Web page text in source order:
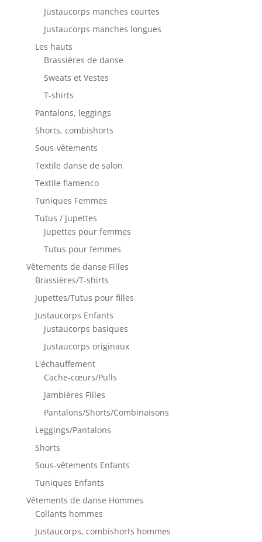
Justaucorps manches courtes
Justaucorps manches longues
Les hauts
Brassières de danse
Sweats et Vestes
T-shirts
Pantalons, leggings
Shorts, combishorts
Sous-vêtements
Textile danse de salon
Textile flamenco
Tuniques Femmes
Tutus / Jupettes
Jupettes pour femmes
Tutus pour femmes
Vêtements de danse Filles
Brassières/T-shirts
Jupettes/Tutus pour filles
Justaucorps Enfants
Justaucorps basiques
Justaucorps originaux
L'échauffement
Cache-cœurs/Pulls
Jambières Filles
Pantalons/Shorts/Combinaisons
Leggings/Pantalons
Shorts
Sous-vêtements Enfants
Tuniques Enfants
Vêtements de danse Hommes
Collants hommes
Justaucorps, combishorts hommes